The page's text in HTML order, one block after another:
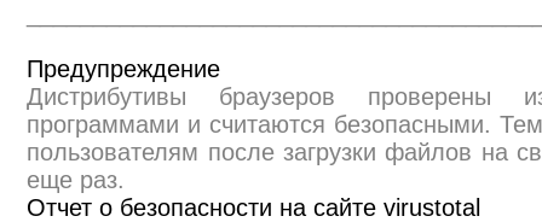
Предупреждение
Дистрибутивы браузеров проверены
программами и считаются безопасными.
пользователям после загрузки файлов на
еще раз.
Отчет о безопасности на сайте virustotal